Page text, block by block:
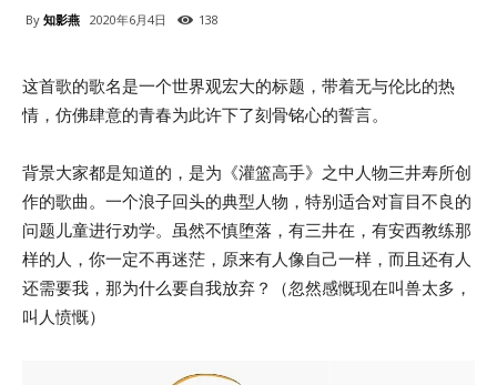
By 知影燕 2020年6月4日 138
这首歌的歌名是一个世界观宏大的标题，带着无与伦比的热
情，仿佛肆意的青春为此许下了刻骨铭心的誓言。
背景大家都是知道的，是为《灌篮高手》之中人物三井寿所创
作的歌曲。一个浪子回头的典型人物，特别适合对盲目不良的
问题儿童进行劝学。虽然不慎堕落，有三井在，有安西教练那
样的人，你一定不再迷茫，原来有人像自己一样，而且还有人
还需要我，那为什么要自我放弃？（忽然感慨现在叫兽太多，
叫人愤慨）